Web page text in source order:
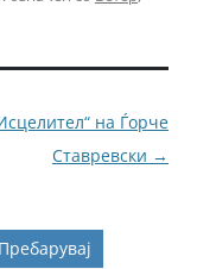
на Ѓорче
Ставревски →